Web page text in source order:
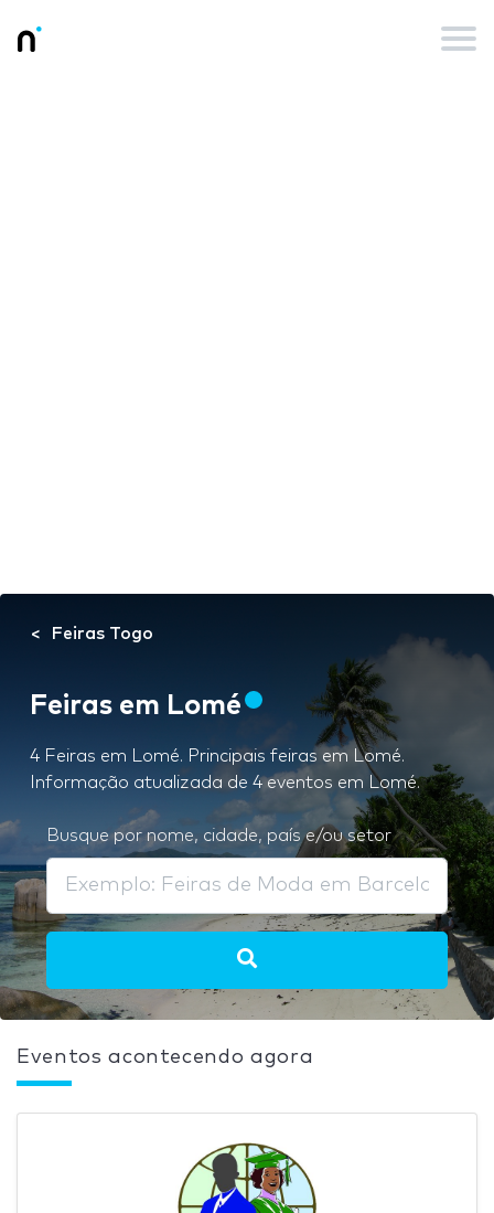
Feiras Togo
Feiras em Lomé
4 Feiras em Lomé. Principais feiras em Lomé.
Informação atualizada de 4 eventos em Lomé.
Busque por nome, cidade, país e/ou setor
Eventos acontecendo agora